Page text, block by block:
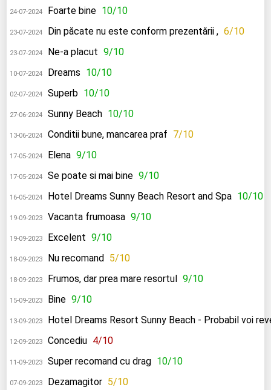
24-07-2024 Foarte bine 10/10
23-07-2024 Din păcate nu este conform prezentării , 6/10
23-07-2024 Ne-a placut 9/10
10-07-2024 Dreams 10/10
02-07-2024 Superb 10/10
27-06-2024 Sunny Beach 10/10
13-06-2024 Conditii bune, mancarea praf 7/10
17-05-2024 Elena 9/10
17-05-2024 Se poate si mai bine 9/10
16-05-2024 Hotel Dreams Sunny Beach Resort and Spa 10/10
19-09-2023 Vacanta frumoasa 9/10
19-09-2023 Excelent 9/10
18-09-2023 Nu recomand 5/10
18-09-2023 Frumos, dar prea mare resortul 9/10
15-09-2023 Bine 9/10
13-09-2023 Hotel Dreams Resort Sunny Beach - Probabil voi
12-09-2023 Concediu 4/10
11-09-2023 Super recomand cu drag 10/10
07-09-2023 Dezamagitor 5/10